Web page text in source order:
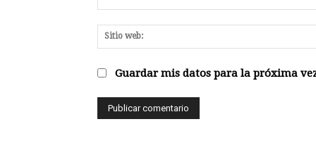
Guardar mis datos para la próxima